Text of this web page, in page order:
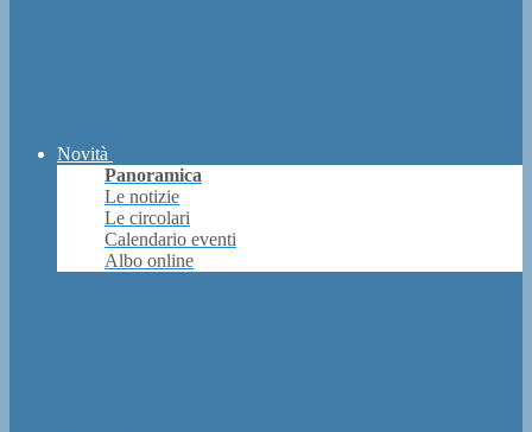
Novità
Panoramica
Le notizie
Le circolari
Calendario eventi
Albo online